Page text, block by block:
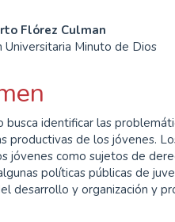
Flórez Culman
Universitaria Minuto de Dios
busca identificar las
productivas de los jóvenes.
jóvenes como sujetos de
políticas públicas de
desarrollo y organización y